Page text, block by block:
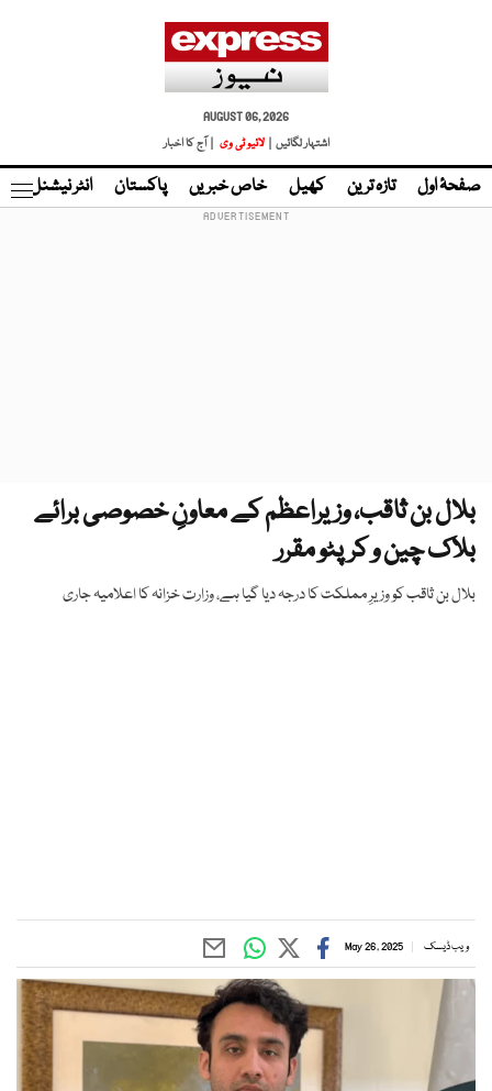
AUGUST 06, 2026
اشتہار لگائیں |
لائیو ٹی وی | آج کا اخبار
صفحۂ اول تازہ ترین کھیل خاص خبریں پاکستان انٹر نیشنل
بلال بن ثاقب، وزیراعظم کے معاونِ خصوصی برائے
بلاک چین و کرپٹو مقرر
بلال بن ثاقب کو وزیرِ مملکت کا درجہ دیا گیا ہے، وزارت خزانہ کا اعلامیہ جاری
ویب ڈیسک May 26, 2025